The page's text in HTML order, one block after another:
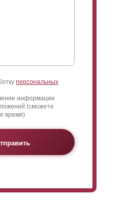
персональных
информации
(сможете
время)